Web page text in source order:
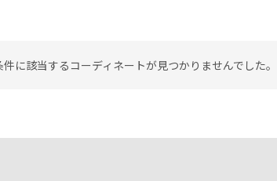
件に該当するコーディネートが見つかりませんでした